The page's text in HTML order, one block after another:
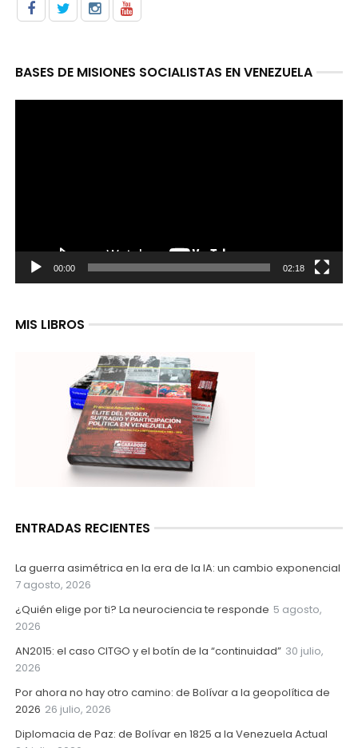
BASES DE MISIONES SOCIALISTAS EN VENEZUELA
00:00 02:18
MIS LIBROS
ENTRADAS RECIENTES
La guerra asimétrica en la era de la IA: un cambio exponencial
7 agosto, 2026
¿Quién elige por ti? La neurociencia te responde 5 agosto,
2026
AN2015: el caso CITGO y el botín de la “continuidad” 30 julio,
2026
Por ahora no hay otro camino: de Bolívar a la geopolítica de
2026 26 julio, 2026
Diplomacia de Paz: de Bolívar en 1825 a la Venezuela Actual